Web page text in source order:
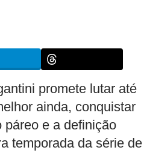
promete lutar até
ainda, conquistar
e a definição
temporada da série de